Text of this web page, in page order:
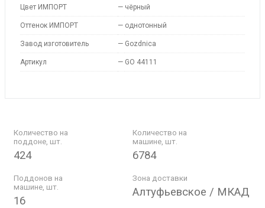
Цвет ИМПОРТ — чёрный
Оттенок ИМПОРТ — однотонный
Завод изготовитель — Gozdnica
Артикул — GO 44111
Количество на
поддоне, шт.
424
Количество на
машине, шт.
6784
Поддонов на
машине, шт.
16
Зона доставки
Алтуфьевское / МКАД